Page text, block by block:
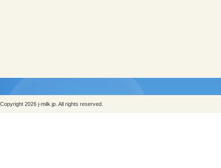
Copyright 2026 j-milk.jp. All rights reserved.